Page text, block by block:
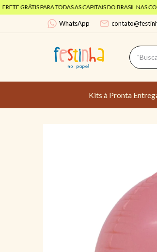
GRÁTIS PARA TODAS AS CAPITAIS DO BRASIL NAS
WhatsApp
Kits à Pronta